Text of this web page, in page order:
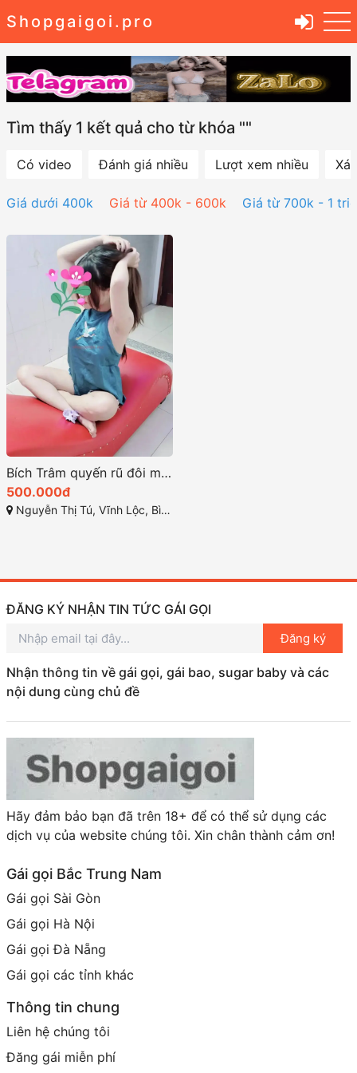
Shopgaigoi.pro
Tìm thấy 1 kết quả cho từ khóa ""
Có video Đánh giá nhiều Lượt xem nhiều
Giá dưới 400k Giá từ 400k - 600k Giá từ 700k - 1
Bích Trâm quyến rũ đôi mắt lấp lánh và làn da trắng sáng
500.000đ
Nguyễn Thị Tú, Vĩnh Lộc, Bình Chánh
ĐĂNG KÝ NHẬN TIN TỨC GÁI GỌI
Đăng ký
Nhận thông tin về gái gọi, gái bao, sugar baby và các
nội dung cùng chủ đề
Hãy đảm bảo bạn đã trên 18+ để có thể sử dụng các
dịch vụ của website chúng tôi. Xin chân thành cảm ơn!
Gái gọi Bắc Trung Nam
Gái gọi Sài Gòn
Gái gọi Hà Nội
Gái gọi Đà Nẵng
Gái gọi các tỉnh khác
Thông tin chung
Liên hệ chúng tôi
Đăng gái miễn phí